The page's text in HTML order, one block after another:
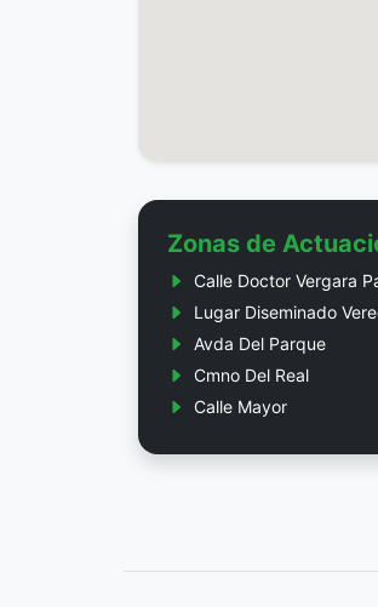
Zonas de
Calle Doctor Vergara
Lugar Diseminado
Avda Del Parque
Cmno Del Real
Calle Mayor